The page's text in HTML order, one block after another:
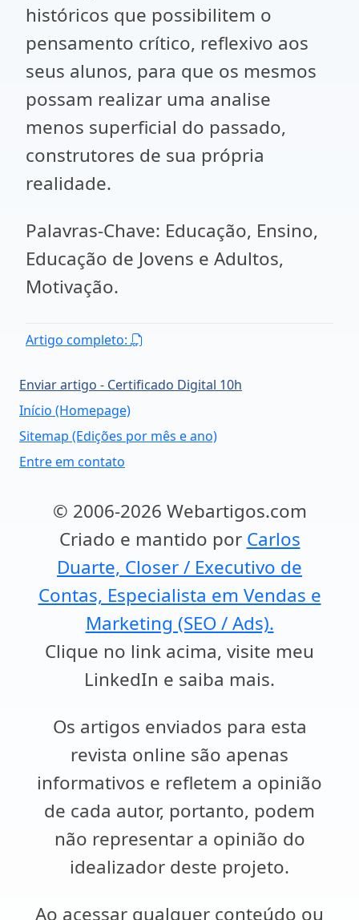
históricos que possibilitem o
pensamento crítico, reflexivo aos
seus alunos, para que os mesmos
possam realizar uma analise
menos superficial do passado,
construtores de sua própria
realidade.
Palavras-Chave: Educação, Ensino,
Educação de Jovens e Adultos,
Motivação.
Artigo completo:
Enviar artigo - Certificado Digital 10h
Início (Homepage)
Sitemap (Edições por mês e ano)
Entre em contato
© 2006-2026 Webartigos.com
Criado e mantido por Carlos
Duarte, Closer / Executivo de
Contas, Especialista em Vendas e
Marketing (SEO / Ads).
Clique no link acima, visite meu
LinkedIn e saiba mais.
Os artigos enviados para esta
revista online são apenas
informativos e refletem a opinião
de cada autor, portanto, podem
não representar a opinião do
idealizador deste projeto.
Ao acessar qualquer conteúdo ou